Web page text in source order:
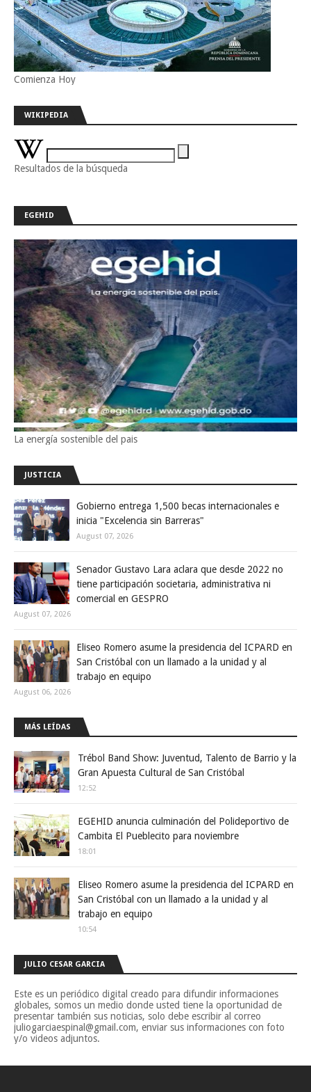
Comienza Hoy
WIKIPEDIA
Resultados de la búsqueda
EGEHID
La energía sostenible del pais
JUSTICIA
Gobierno entrega 1,500 becas internacionales e
inicia "Excelencia sin Barreras"
August 07, 2026
Senador Gustavo Lara aclara que desde 2022 no
tiene participación societaria, administrativa ni
comercial en GESPRO
August 07, 2026
Eliseo Romero asume la presidencia del ICPARD en
San Cristóbal con un llamado a la unidad y al
trabajo en equipo
August 06, 2026
MÁS LEÍDAS
Trébol Band Show: Juventud, Talento de Barrio y la
Gran Apuesta Cultural de San Cristóbal
12:52
EGEHID anuncia culminación del Polideportivo de
Cambita El Pueblecito para noviembre
18:01
Eliseo Romero asume la presidencia del ICPARD en
San Cristóbal con un llamado a la unidad y al
trabajo en equipo
10:54
JULIO CESAR GARCIA
Este es un periódico digital creado para difundir informaciones
globales, somos un medio donde usted tiene la oportunidad de
presentar también sus noticias, solo debe escribir al correo
juliogarciaespinal@gmail.com, enviar sus informaciones con foto
y/o videos adjuntos.